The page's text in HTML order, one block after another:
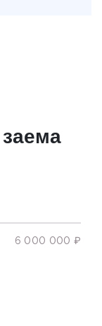
6 000 000 ₽